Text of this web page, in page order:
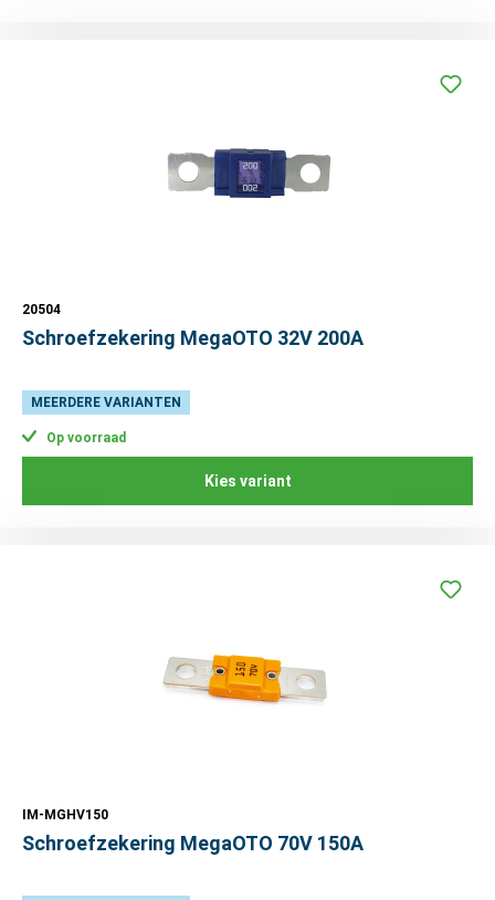
20504
Schroefzekering MegaOTO 32V 200A
MEERDERE VARIANTEN
Op voorraad
Kies variant
IM-MGHV150
Schroefzekering MegaOTO 70V 150A